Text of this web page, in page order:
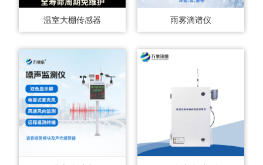
温室大棚传感器 雨雾滴谱仪